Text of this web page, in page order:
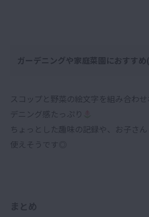
ガーデニングや家庭菜園におすす
スコップと野菜の絵文字を組み合わ
デニング感たっぷり
ちょっとした趣味の記録や、お子さ
使えそうです◎